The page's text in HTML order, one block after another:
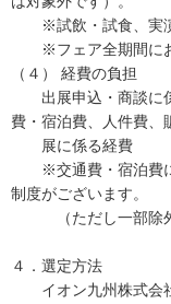
※試飲・試食、実演
※フェア全期間に
（４）
経費の負担
出展申込・商談に係
費・宿泊費、人件費、
展に係る経費
※交通費・宿泊費に
制度がございます。
（ただし一部除外
４ ． 選定方法
イオン九州株式会